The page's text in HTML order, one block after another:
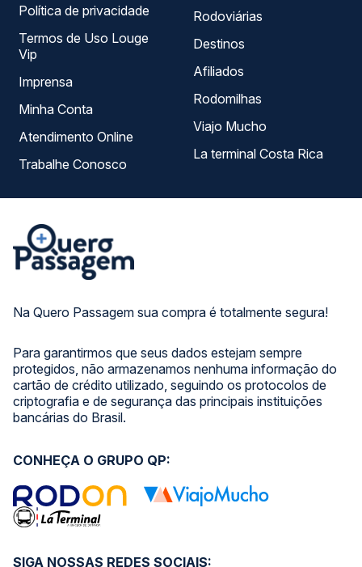
Na Quero Passagem sua compra é totalmente segura!
Para garantirmos que seus dados estejam sempre
protegidos, não armazenamos nenhuma informação do
cartão de crédito utilizado, seguindo os protocolos de
criptografia e de segurança das principais instituições
bancárias do Brasil.
Política de privacidade
Termos de Uso Louge
Vip
Imprensa
Minha Conta
Atendimento Online
Trabalhe Conosco
Rodoviárias
Destinos
Afiliados
Rodomilhas
Viajo Mucho
La terminal Costa Rica
SIGA NOSSAS REDES SOCIAIS:
CONHEÇA O GRUPO QP: